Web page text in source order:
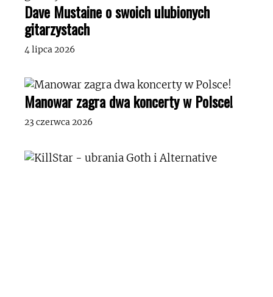
Dave Mustaine o swoich ulubionych
gitarzystach
4 lipca 2026
Manowar zagra dwa koncerty w Polsce!
23 czerwca 2026